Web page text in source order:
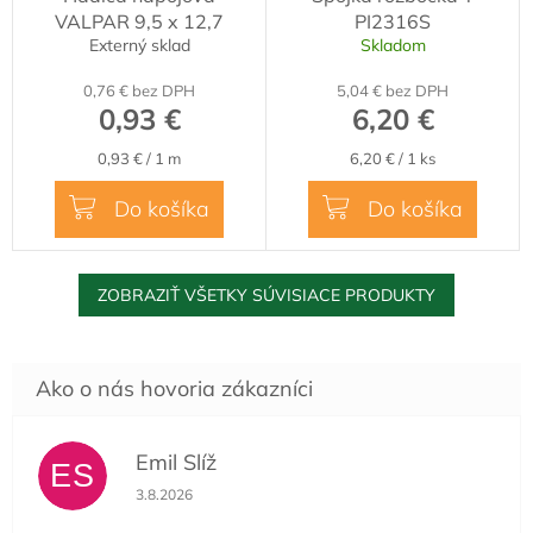
VALPAR 9,5 x 12,7
Externý sklad
0,76 € bez DPH
0,93 €
Jednotková
cena:
0,93 € / 1 m
Do košíka
PI2316S
Skladom
5,04 € bez DPH
6,20 €
Jednotková
cena:
6,20 € / 1 ks
Do košíka
ZOBRAZIŤ VŠETKY SÚVISIACE PRODUKTY
ES Emil Slíž
Hodnotenie obchodu je 5 z 5 hviezdičiek.
3.8.2026